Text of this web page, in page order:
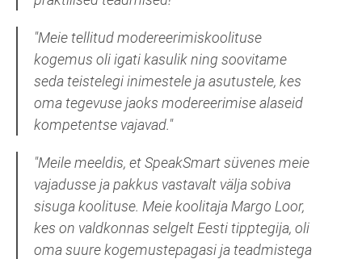
"Meie tellitud modereerimiskoolituse
kogemus oli igati kasulik ning soovitame
seda teistelegi inimestele ja asutustele, kes
oma tegevuse jaoks modereerimise alaseid
kompetentse vajavad."
"Meile meeldis, et SpeakSmart süvenes meie
vajadusse ja pakkus vastavalt välja sobiva
sisuga koolituse. Meie koolitaja Margo Loor,
kes on valdkonnas selgelt Eesti tipptegija, oli
oma suure kogemustepagasi ja teadmistega